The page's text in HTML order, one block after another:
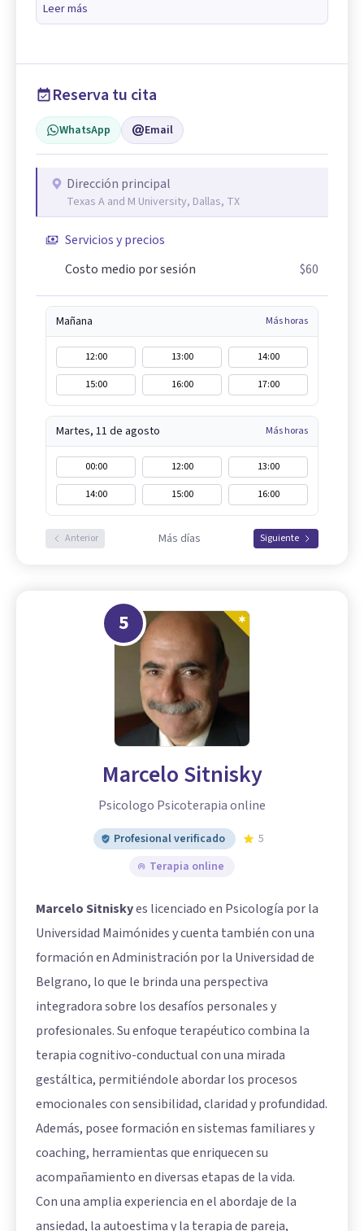
Leer más
Reserva tu cita
WhatsApp Email
Dirección principal
Texas A and M University, Dallas, TX
Servicios y precios
Costo medio por sesión
$60
Mañana Más horas
12:00 13:00
14:00
15:00
16:00 17:00
Martes, 11 de agosto Más horas
00:00 12:00
13:00
14:00
15:00 16:00
Anterior Más días Siguiente
5
Marcelo Sitnisky
Psicologo Psicoterapia online
Profesional verificado
5
Terapia online
Marcelo Sitniskyes licenciado en Psicología por la
Universidad Maimónides y cuenta también con una
formación en Administración por la Universidad de
Belgrano, lo que le brinda una perspectiva
integradora sobre los desafíos personales y
profesionales. Su enfoque terapéutico combina la
terapia cognitivo-conductual con una mirada
gestáltica, permitiéndole abordar los procesos
emocionales con sensibilidad, claridad y profundidad.
Además, posee formación en sistemas familiares y
coaching, herramientas que enriquecen su
acompañamiento en diversas etapas de la vida.
Con una amplia experiencia en el abordaje de la
ansiedad, la autoestima y la terapia de pareja,